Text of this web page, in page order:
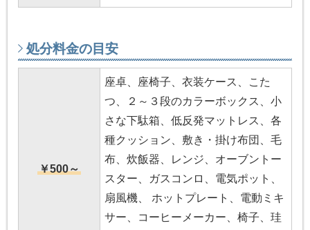
処分料金の目安
￥500～
座卓、座椅子、衣装ケース、こた
つ、２～３段のカラーボックス、小
さな下駄箱、低反発マットレス、各
種クッション、敷き・掛け布団、毛
布、炊飯器、レンジ、オーブントー
スター、ガスコンロ、電気ポット、
扇風機、 ホットプレート、電動ミキ
サー、コーヒーメーカー、椅子、珪